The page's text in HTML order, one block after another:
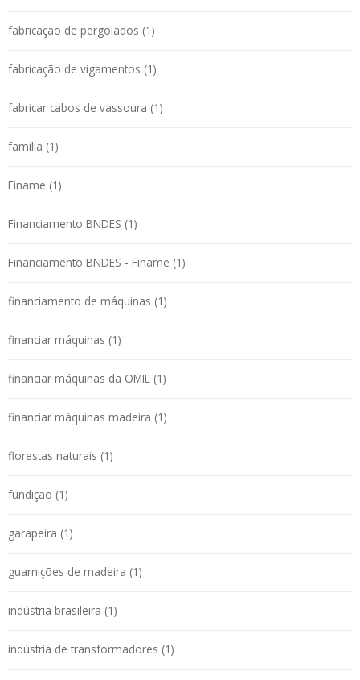
fabricação de pergolados (1)
fabricação de vigamentos (1)
fabricar cabos de vassoura (1)
família (1)
Finame (1)
Financiamento BNDES (1)
Financiamento BNDES - Finame (1)
financiamento de máquinas (1)
financiar máquinas (1)
financiar máquinas da OMIL (1)
financiar máquinas madeira (1)
florestas naturais (1)
fundição (1)
garapeira (1)
guarnições de madeira (1)
indústria brasileira (1)
indústria de transformadores (1)